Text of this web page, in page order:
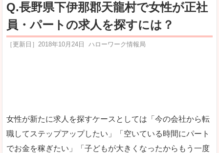
Q.長野県下伊那郡天龍村で女性が正社
員・パートの求人を探すには？
［更新日］ 2018年10月24日 ハローワーク情報局
女性が新たに求人を探すケースとしては「今の会社から転
職してステップアップしたい」「空いている時間にパート
でお金を稼ぎたい」「子どもが大きくなったからもう一度